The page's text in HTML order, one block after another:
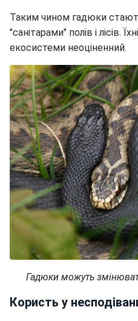
Таким чином гадюки
"санітарами" полів і лісів.
екосистеми неоціненний.
Гадюки можуть
Користь у